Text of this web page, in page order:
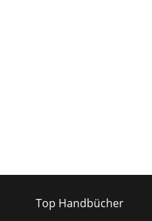
Top Handbücher